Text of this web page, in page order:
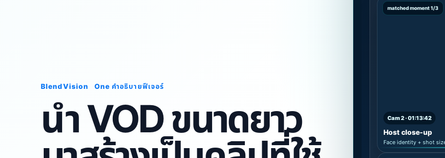
BlendVision One คำอธิบายฟีเจอร์
นำ VOD ขนาดยาว
matched moment 1/3
Cam 2 · 01:13:42
Host close-up
Face identity + shot